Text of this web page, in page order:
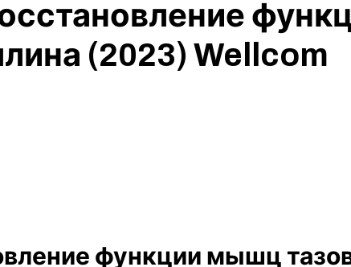
(2023) Wellcom
функции мышц